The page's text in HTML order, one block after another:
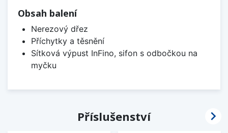
Obsah balení
Nerezový dřez
Příchytky a těsnění
Sítková výpust InFino, sifon s odbočkou na
myčku
Příslušenství 